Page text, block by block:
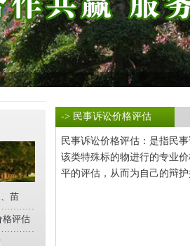
苗
格评估
-> 民事诉讼价格评估
民事诉讼价格评估：是指民
该类特殊标的物进行的专业
平的评估，从而为自己的辩